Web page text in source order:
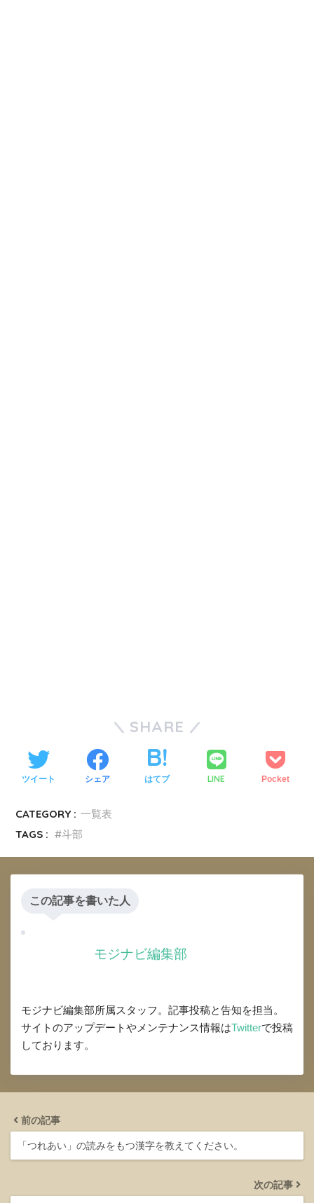
SHARE
ツイート シェア はてブ LINE Pocket
CATEGORY : 一覧表
TAGS :
斗部
この記事を書いた人
モジナビ編集部
モジナビ編集部所属スタッフ。記事投稿と告知を担当。
サイトのアップデートやメンテナンス情報はTwitterで投稿
しております。
前の記事
「つれあい」の読みをもつ漢字を教えてください。
次の記事